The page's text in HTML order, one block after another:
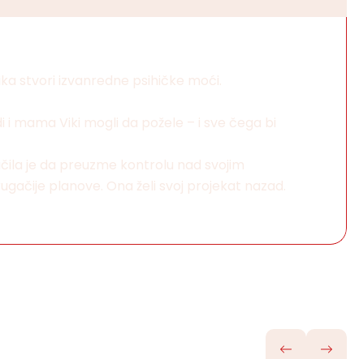
stvori izvanredne psihičke moći.
mama Viki mogli da požele – i sve čega bi
je da preuzme kontrolu nad svojim
planove. Ona želi svoj projekat nazad.